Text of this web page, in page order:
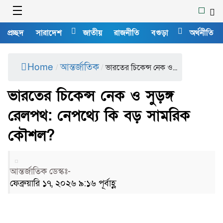
প্রচ্ছদ সারাদেশ জাতীয় রাজনীতি বগুড়া অর্থনীতি
Home / আন্তর্জাতিক/ ভারতের চিকেন্স নেক ও...
ভারতের চিকেন্স নেক ও সুড়ঙ্গ
রেলপথ: নেপথ্যে কি বড় সামরিক
কৌশল?
আন্তর্জাতিক ডেস্কঃ-
ফেব্রুয়ারি ১৭, ২০২৬ ৯:১৬ পূর্বাহ্ণ